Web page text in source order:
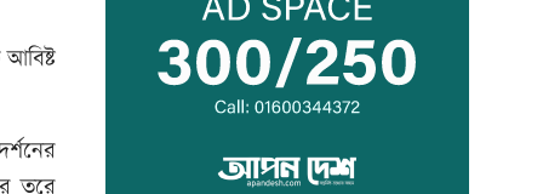
তরে
রংপুর-লালমনিরহাট রুটে ট্রেন
চলাচল বন্ধ
গরু ব্যবসায়ী নিহত